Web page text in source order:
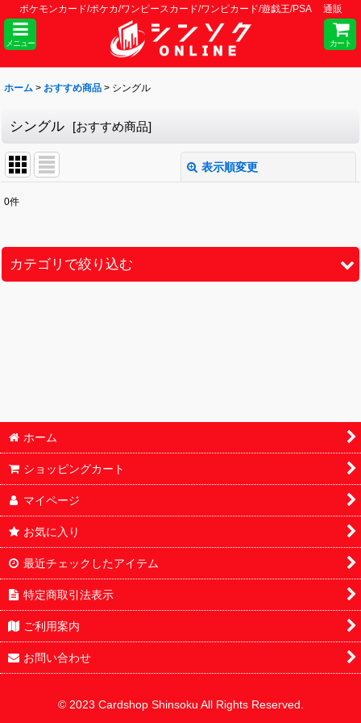
ポケモンカード/ポケカ/ワンピースカード/ワンピカード/遊戯王/PSA 通販
メニュー カート
ホーム > おすすめ商品 > シングル
シングル [おすすめ商品]
表示順変更
並び順
0件
カテゴリで絞り込む
オリパ
サプライ
デッキ販売
ホーム
ショッピングカート
マイページ
お気に入り
最近チェックしたアイテム
特定商取引法表示
ご利用案内
お問い合わせ
© 2023 Cardshop Shinsoku All Rights Reserved.